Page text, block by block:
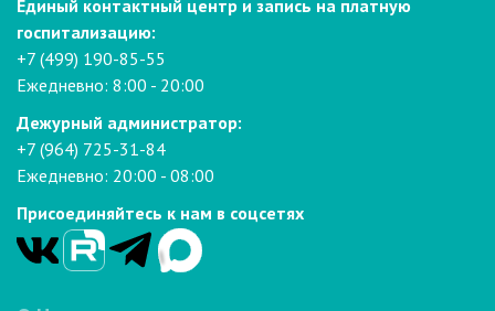
Единый контактный центр и запись на платную
госпитализацию:
+7 (499) 190-85-55
Ежедневно: 8:00 - 20:00
Дежурный администратор:
+7 (964) 725-31-84
Ежедневно: 20:00 - 08:00
Присоединяйтесь к нам в соцсетях